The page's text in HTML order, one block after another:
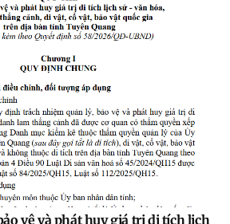
vệ và phát huy giá trị di tích lịch